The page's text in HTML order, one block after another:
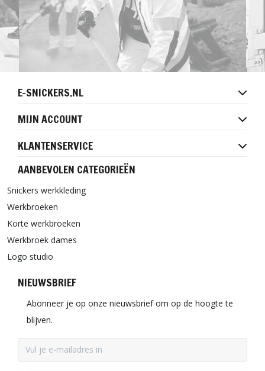
E-SNICKERS.NL
MIJN ACCOUNT
KLANTENSERVICE
AANBEVOLEN CATEGORIEËN
Snickers werkkleding
Werkbroeken
Korte werkbroeken
Werkbroek dames
Logo studio
NIEUWSBRIEF
Abonneer je op onze nieuwsbrief om op de hoogte te
blijven.